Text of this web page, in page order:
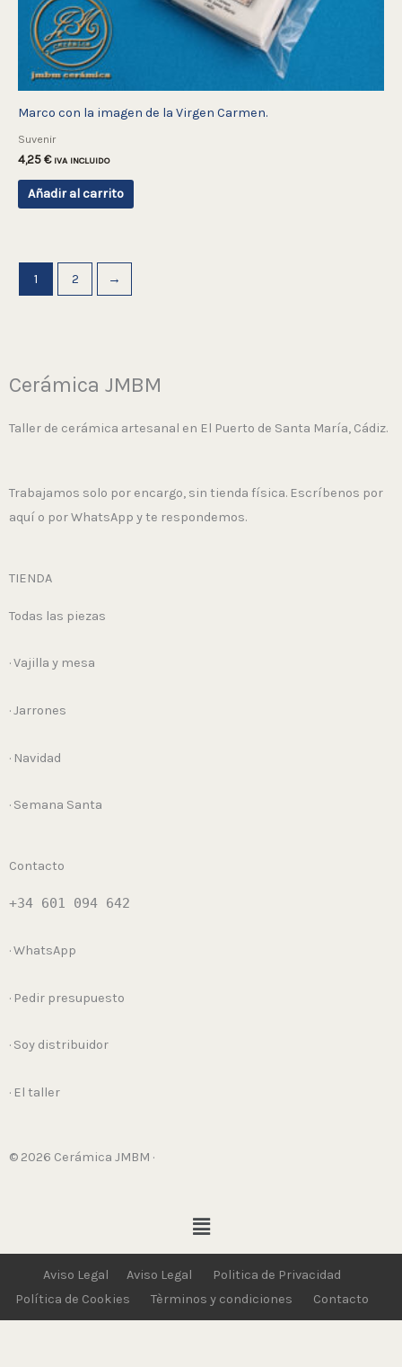
Marco con la imagen de la Virgen Carmen.
Suvenir
4,25 € IVA INCLUIDO
Añadir al carrito
1 2 →
Cerámica JMBM
Taller de cerámica artesanal en El Puerto de Santa María, Cádiz.
Trabajamos solo por encargo, sin tienda física. Escríbenos por
aquí o por WhatsApp y te respondemos.
TIENDA
Todas las piezas
· Vajilla y mesa
· Jarrones
· Navidad
· Semana Santa
Contacto
+34 601 094 642
· WhatsApp
· Pedir presupuesto
· Soy distribuidor
· El taller
© 2026 Cerámica JMBM ·
Menú
Aviso Legal Aviso Legal
Politica de Privacidad
Política de Cookies
Tèrminos y condiciones Contacto